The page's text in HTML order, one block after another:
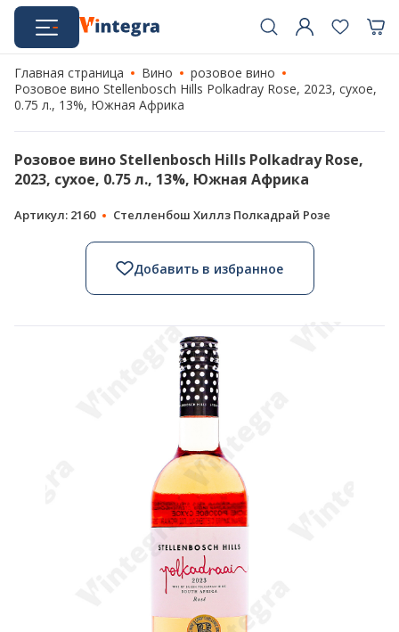
Главная страница Вино
розовое вино
Розовое вино Stellenbosch Hills Polkadray Rose, 2023, сухое,
0.75 л., 13%, Южная Африка
Розовое вино Stellenbosch Hills Polkadray Rose,
2023, сухое, 0.75 л., 13%, Южная Африка
Артикул: 2160 Стелленбош Хиллз Полкадрай Розе
Добавить в избранное